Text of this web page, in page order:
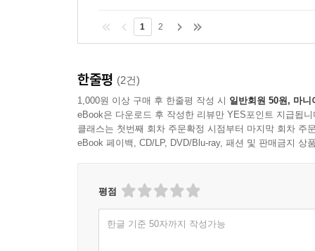
1 2
한줄평 (2건)
1,000원 이상 구매 후 한줄평 작성 시 일반회원 50원, 마니
eBook은 다운로드 후 작성한 리뷰만 YES포인트 지급됩니
클래스는 첫번째 회차 주문확정 시점부터 마지막 회차 주
eBook 페이백, CD/LP, DVD/Blu-ray, 패션 및 판매금지 상
평점
한글 기준 50자까지 작성가능